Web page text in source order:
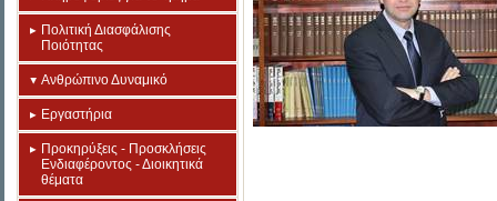
Πολιτική Διασφάλισης
Ποιότητας
Ανθρώπινο Δυναμικό
Εργαστήρια
Προκηρύξεις - Προσκλήσεις
Ενδιαφέροντος - Διοικητικά
θέματα